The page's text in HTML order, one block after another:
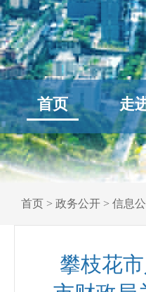
首页 走
首页 > 政务公开 > 信息
攀枝花